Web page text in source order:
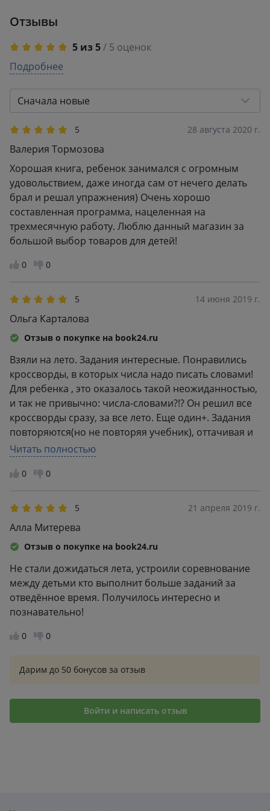
материала. 2 класс
Отзывы
5 из 5/ 5 оценок
5
2
0
1
Подробнее
Сначала новые
5 28 августа 2020 г.
Валерия Тормозова
Хорошая книга, ребенок занимался с огромным
удовольствием, даже иногда сам от нечего делать
брал и решал упражнения) Очень хорошо
составленная программа, нацеленная на
трехмесячную работу. Люблю данный магазин за
большой выбор товаров для детей!
0 0
5 14 июня 2019 г.
Ольга Карталова
Отзыв о покупке на book24.ru
Взяли на лето. Задания интересные. Понравились
кроссворды, в которых числа надо писать словами!
Для ребенка , это оказалось такой неожиданностью,
и так не привычно: числа-словами?!? Он решил все
кроссворды сразу, за все лето. Еще один+. Задания
повторяются(но не повторяя учебник), оттачивая и
закрепляя умения и навыки. Не ошиблась в выборе.
Читать полностью
0 0
5 21 апреля 2019 г.
Алла Митерева
Отзыв о покупке на book24.ru
Не стали дожидаться лета, устроили соревнование
между детьми кто выполнит больше заданий за
отведённое время. Получилось интересно и
познавательно!
0 0
Дарим до 50 бонусов за отзыв
Войти и написать отзыв